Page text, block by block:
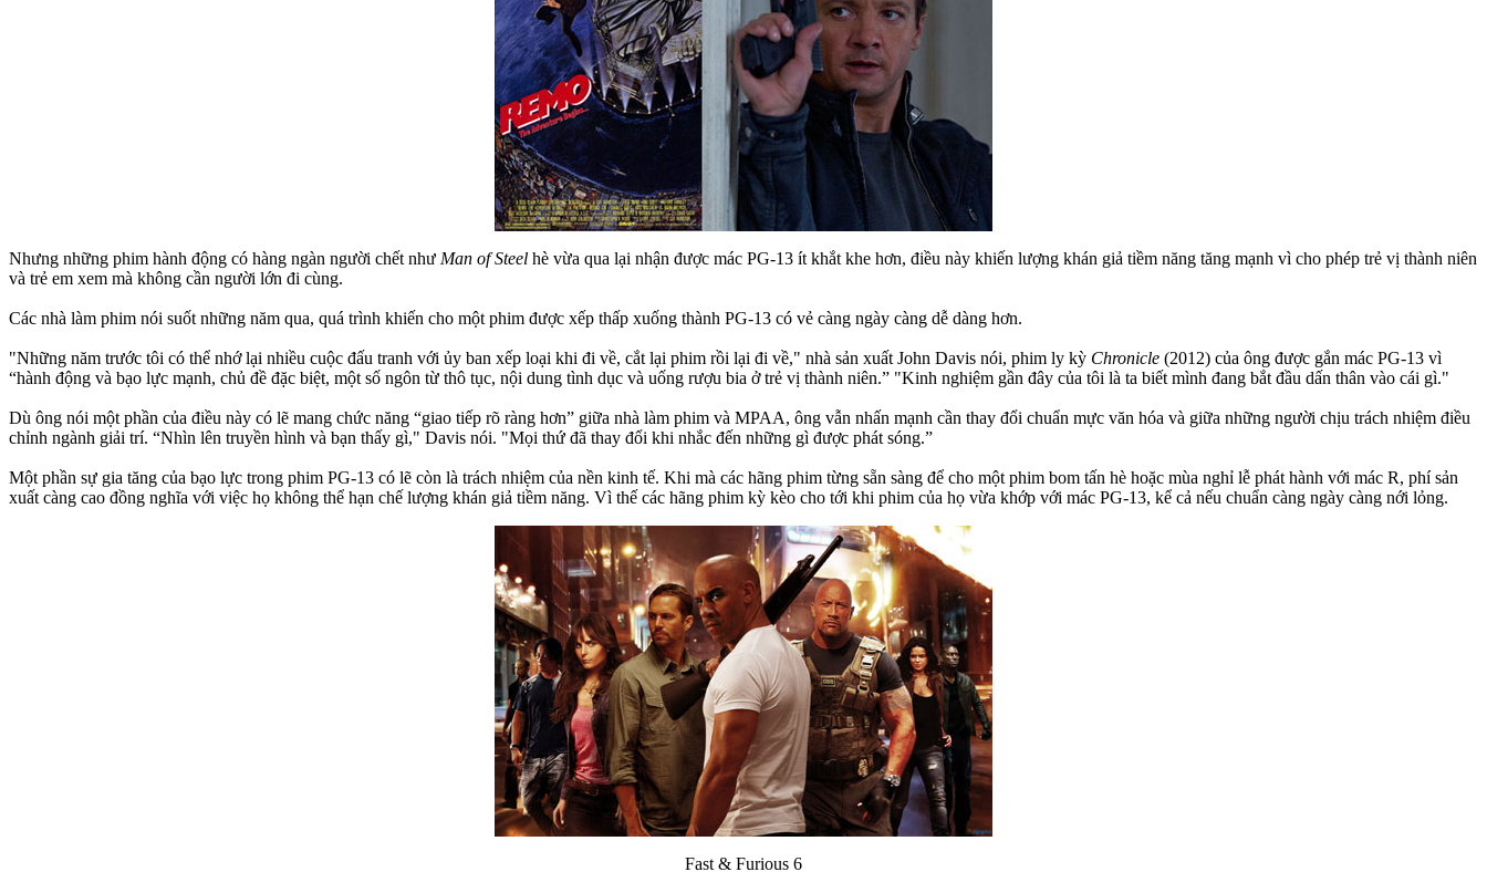
Nhưng những phim hành động có hàng ngàn người chết như Man of Steel hè vừa qua lại nhận được mác PG-13 ít khắt khe hơn, điều này khiến lượng khán giả tiềm năng tăng mạnh vì cho phép trẻ vị thành niên
và trẻ em xem mà không cần người lớn đi cùng.
Các nhà làm phim nói suốt những năm qua, quá trình khiến cho một phim được xếp thấp xuống thành PG-13 có vẻ càng ngày càng dễ dàng hơn.
"Những năm trước tôi có thể nhớ lại nhiều cuộc đấu tranh với ủy ban xếp loại khi đi về, cắt lại phim rồi lại đi về," nhà sản xuất John Davis nói, phim ly kỳ Chronicle (2012) của ông được gắn mác PG-13 vì
“hành động và bạo lực mạnh, chủ đề đặc biệt, một số ngôn từ thô tục, nội dung tình dục và uống rượu bia ở trẻ vị thành niên.” "Kinh nghiệm gần đây của tôi là ta biết mình đang bắt đầu dấn thân vào cái gì."
Dù ông nói một phần của điều này có lẽ mang chức năng “giao tiếp rõ ràng hơn” giữa nhà làm phim và MPAA, ông vẫn nhấn mạnh cần thay đổi chuẩn mực văn hóa và giữa những người chịu trách nhiệm điều
chỉnh ngành giải trí. “Nhìn lên truyền hình và bạn thấy gì," Davis nói. "Mọi thứ đã thay đổi khi nhắc đến những gì được phát sóng.”
Một phần sự gia tăng của bạo lực trong phim PG-13 có lẽ còn là trách nhiệm của nền kinh tế. Khi mà các hãng phim từng sẵn sàng để cho một phim bom tấn hè hoặc mùa nghỉ lễ phát hành với mác R, phí sản
xuất càng cao đồng nghĩa với việc họ không thể hạn chế lượng khán giả tiềm năng. Vì thế các hãng phim kỳ kèo cho tới khi phim của họ vừa khớp với mác PG-13, kể cả nếu chuẩn càng ngày càng nới lỏng.
Fast & Furious 6